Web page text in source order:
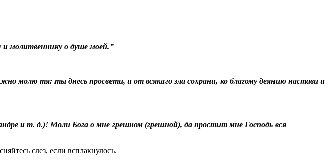
и молитвеннику о душе моей.”
молю тя: ты днесь просвети, и от всякаго зла сохрани, ко благому деянию настави и
и т. д.)! Моли Бога о мне грешном (грешной), да простит мне Господь вся
слез, если всплакнулось.